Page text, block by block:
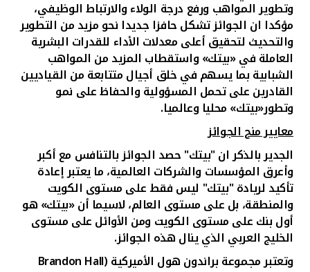
وتطوير المواهب ورفع درجة الولاء والارتباط الوظيفي،
مؤكدا ان الجوائز تشكل حافزا جديدا نحو مزيد من التطوير
والتحديث لتحقيق أعلى معدلات الأداء للقدرات البشرية
العاملة في «بيتك» واستقطاب المزيد من المواهب
الشبابية بما يسهم في خلق أجيال متتابعة من القياديين
القادرين على تحمل المسؤولية والحفاظ على نمو
وتطور«بيتك» محليا وعالميا.
معايير منح الجوائز
الجدير بالذكر ان "بيتك" حصد الجوائز بالتنافس مع أكبر
وأعرق المؤسسات والشركات العالمية، ما يعتبر إعادة
تأكيد لريادة "بيتك" ليس فقط على مستوى الكويت
والمنطقة، بل على مستوى العالم، لاسيما أن «بيتك» هو
أول بنك على مستوى الكويت ومن الأوائل على مستوى
الخليج العربي الذي ينال هذه الجوائز.
وتعتبر مجموعة براندون هول الأميركية (Brandon Hall